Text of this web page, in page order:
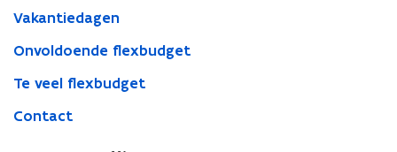
Vakantiedagen
Onvoldoende flexbudget
Te veel flexbudget
Contact